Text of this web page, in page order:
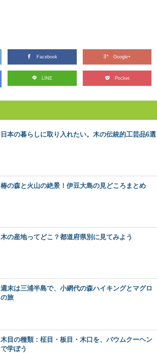
意点
近年のお弁当ブームにも乗って、人気が出てきている木
の「曲げわっぱ」のお弁当箱。 なんとなくかっ...
魚梁瀬杉の巨木たちに会う：高知県馬路村
秋田杉、吉野杉と並んで”日本三大杉美林”とされる、高知
ーズ。 今回は、日本の風景を形づくる代表的な...
各都道府県のシンボルの一つとして、「都道府県の木」
が定められているのを知っていますか？ また、あな...
高野山の林業を代表する「高野六木」とは
日本のブランド木材には、○○杉といった1つの樹種だけで
なく、地域を代表するいくつかの樹種がセットで地...
石見銀山と地松を巡る旅in島根県大田市
Facebook Google+
LINE Pocket
日本の暮らしに取り入れたい。木の伝統的工芸品6選
椿の森と火山の絶景！伊豆大島の見どころまとめ
木の産地ってどこ？都道府県別に見てみよう
週末は三浦半島で、小網代の森ハイキングとマグロ
の旅
木目の種類：柾目・板目・木口を、バウムクーヘン
で学ぼう